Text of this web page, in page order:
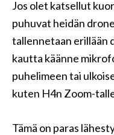
Jos olet katsellut
puhuvat heidän
tallennetaan erillään
kautta käänne
puhelimeen tai
kuten H4n Zoom-
Tämä on paras